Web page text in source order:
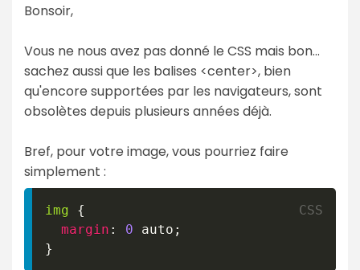
Bonsoir,
Vous ne nous avez pas donné le CSS mais bon...
sachez aussi que les balises <center>, bien
qu'encore supportées par les navigateurs, sont
obsolètes depuis plusieurs années déjà.
Bref, pour votre image, vous pourriez faire
simplement :
img
{
margin : 0 auto ;
}